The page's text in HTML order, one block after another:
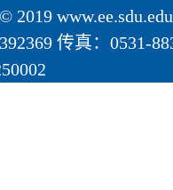
2019
传真：0531-